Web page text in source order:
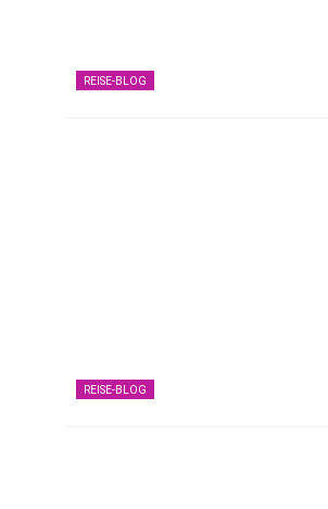
REISE-BLOG
REISE-BLOG